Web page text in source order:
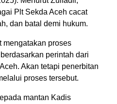
Plt Sekda Aceh cacat
dan batal demi hukum.
mengatakan proses
perintah dari
Akan tetapi penerbitan
proses tersebut.
mantan Kadis